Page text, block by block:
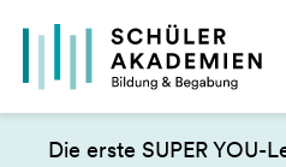
Die erste SUPER